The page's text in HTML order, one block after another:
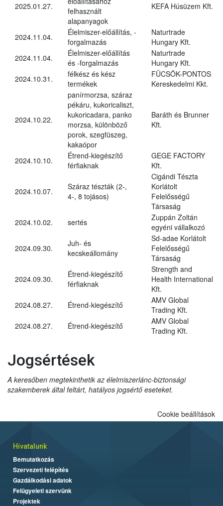
2025.01.27.
felhasznált
alapanyagok
KEFA Húsüzem Kft.
2024.11.04.
Élelmiszer-előállítás, -
forgalmazás
Naturtrade
Hungary Kft.
2024.11.04.
Élelmiszer-előállítás
és -forgalmazás
Naturtrade
Hungary Kft.
2024.10.31.
félkész és kész
termékek
FÜCSÖK-PONTOS
Kereskedelmi Kkt.
2024.10.22.
panírmorzsa, száraz
pékáru, kukoricaliszt,
kukoricadara, panko
morzsa, különböző
porok, szegfüszeg,
kakaópor
Baráth és Brunner
Kft.
2024.10.10.
Étrend-kiegészítő
férfiaknak
GEGE FACTORY
Kft.
2024.10.07.
Száraz tészták (2-,
4-, 8 tojásos)
Cigándi Tészta
Korlátolt
Felelősségű
Társaság
2024.10.02.
sertés
Zuppán Zoltán
egyéni vállalkozó
2024.09.30.
Juh- és
kecskeállomány
Sd-adae Korlátolt
Felelősségű
Társaság
2024.09.30.
Étrend-kiegészítő
férfiaknak
Strength and
Health International
Kft.
2024.08.27.
Étrend-kiegészítő
AMV Global
Trading Kft.
2024.08.27.
Étrend-kiegészítő
AMV Global
Trading Kft.
Jogsértések
A keresőben megtekinthetik az élelmiszerlánc-biztonsági
szakemberek által feltárt, hatályos jogsértő eseteket.
Cookie beállítások
Hivatalunk
Bemutatkozás
Szervezeti felépítés
Gazdálkodási adatok
Felügyeleti szervünk
Projektek